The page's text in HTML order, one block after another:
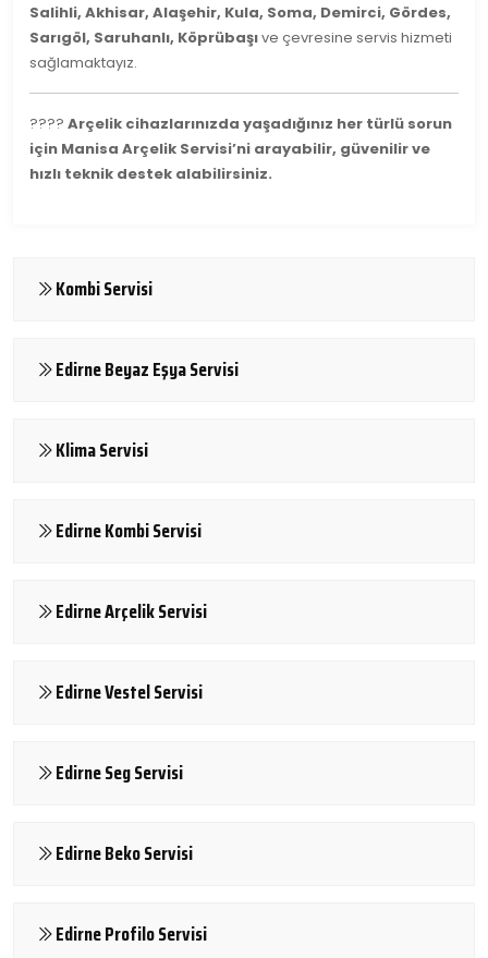
Salihli, Akhisar, Alaşehir, Kula, Soma, Demirci, Gördes,
Sarıgöl, Saruhanlı, Köprübaşıve çevresine servis hizmeti
sağlamaktayız.
???? Arçelik cihazlarınızda yaşadığınız her türlü sorun
için Manisa Arçelik Servisi’ni arayabilir, güvenilir ve
hızlı teknik destek alabilirsiniz.
Kombi Servisi
Edirne Beyaz Eşya Servisi
Klima Servisi
Edirne Kombi Servisi
Edirne Arçelik Servisi
Edirne Vestel Servisi
Edirne Seg Servisi
Edirne Beko Servisi
Edirne Profilo Servisi